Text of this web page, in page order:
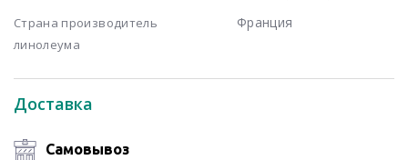
Доставка
Самовывоз
Страна производитель
линолеума
Франция